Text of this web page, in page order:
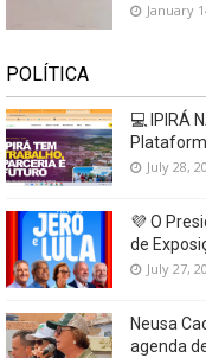
January
POLÍTICA
💻 IPIRÁ
July 28,
💜 O
de
July 27,
Neusa
agenda